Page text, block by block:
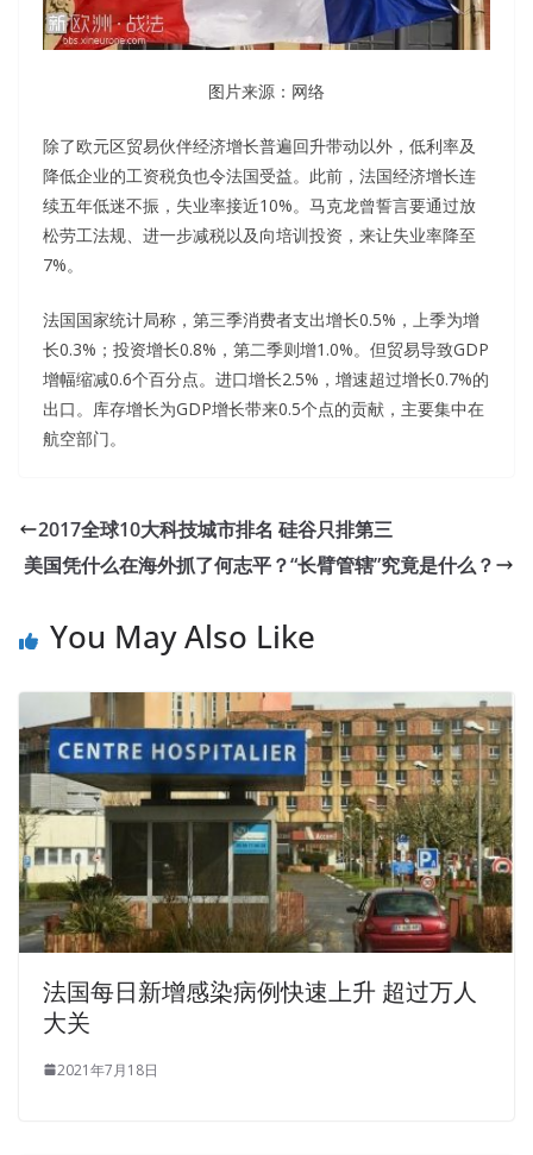
图片来源：网络
除了欧元区贸易伙伴经济增长普遍回升带动以外，低利率及
降低企业的工资税负也令法国受益。此前，法国经济增长连
续五年低迷不振，失业率接近10%。马克龙曾誓言要通过放
松劳工法规、进一步减税以及向培训投资，来让失业率降至
7%。
法国国家统计局称，第三季消费者支出增长0.5%，上季为增
长0.3%；投资增长0.8%，第二季则增1.0%。但贸易导致GDP
增幅缩减0.6个百分点。进口增长2.5%，增速超过增长0.7%的
出口。库存增长为GDP增长带来0.5个点的贡献，主要集中在
航空部门。
2017全球10大科技城市排名 硅谷只排第三
美国凭什么在海外抓了何志平？“长臂管辖”究竟是什么？
You May Also Like
法国每日新增感染病例快速上升 超过万人
大关
2021年7月18日